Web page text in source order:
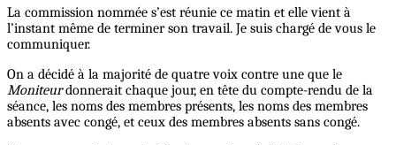
La commission nommée s’est réunie ce matin et elle vient à
l’instant même de terminer son travail. Je suis chargé de vous le
communiquer.
On a décidé à la majorité de quatre voix contre une que le
Moniteurdonnerait chaque jour, en tête du compte-rendu de la
séance, les noms des membres présents, les noms des membres
absents avec congé, et ceux des membres absents sans congé.